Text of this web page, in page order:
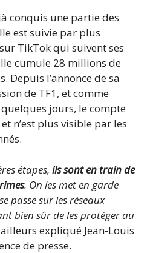
conquis une partie des
est suivie par plus
TikTok qui suivent ses
cumule 28 millions de
Depuis l’annonce de sa
de TF1, et comme
jours, le compte
n’est plus visible par les
étapes, ils sont en train de
. On les met en garde
passe sur les réseaux
bien sûr de les protéger au
expliqué Jean-Louis
de presse.